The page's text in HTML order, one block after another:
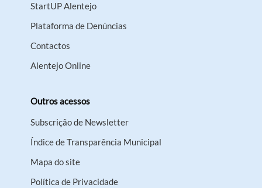
StartUP Alentejo
Plataforma de Denúncias
Contactos
Alentejo Online
Outros acessos
Subscrição de Newsletter
Índice de Transparência Municipal
Mapa do site
Política de Privacidade